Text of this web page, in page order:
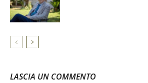
LASCIA UN COMMENTO